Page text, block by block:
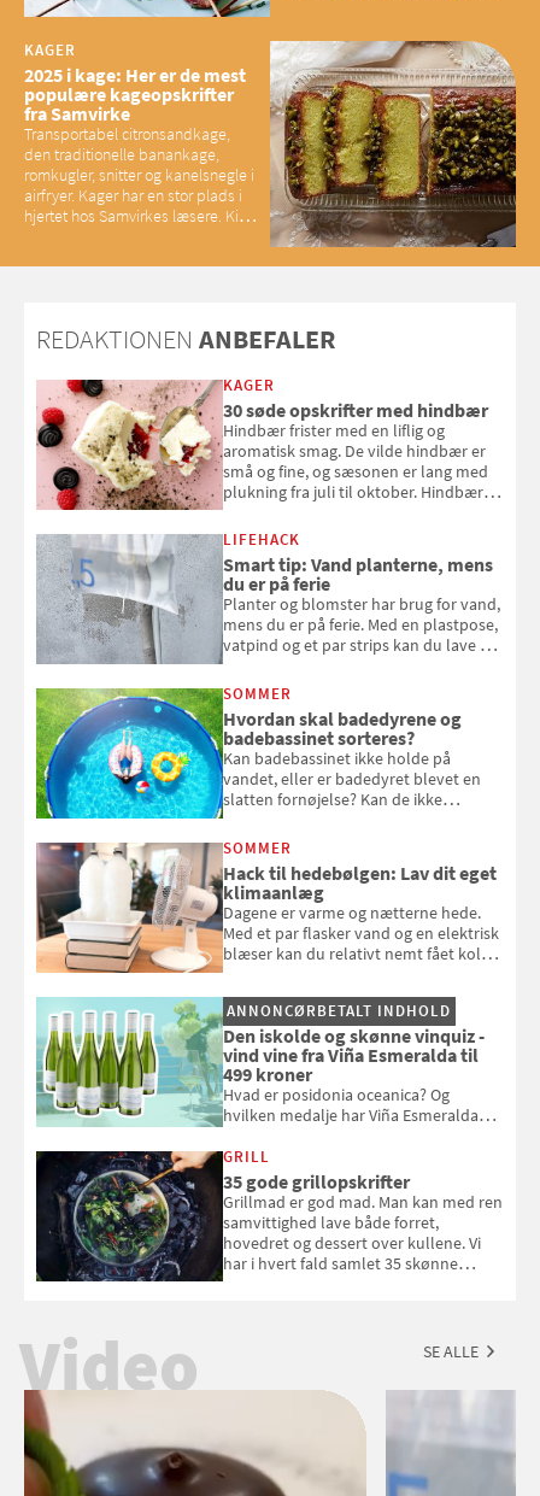
KAGER
2025 i kage: Her er de mest
populære kageopskrifter
fra Samvirke
Transportabel citronsandkage,
den traditionelle banankage,
romkugler, snitter og kanelsnegle i
airfryer. Kager har en stor plads i
hjertet hos Samvirkes læsere. Kig
REDAKTIONEN ANBEFALER
KAGER
30 søde opskrifter med hindbær
Hindbær frister med en liflig og
aromatisk smag. De vilde hindbær er
små og fine, og sæsonen er lang med
plukning fra juli til oktober. Hindbær
kan bruge dine hindbær i alt fra
bagværk og salater til is og syltning.
LIFEHACK
Smart tip: Vand planterne, mens
du er på ferie
Planter og blomster har brug for vand,
mens du er på ferie. Med en plastpose,
vatpind og et par strips kan du lave dit
at bede naboen om at vande eller
SOMMER
Hvordan skal badedyrene og
badebassinet sorteres?
Kan badebassinet ikke holde på
vandet, eller er badedyret blevet en
slatten fornøjelse? Kan de ikke
opmærksom, når du smider
badebassinet eller et badedyr ud
SOMMER
Hack til hedebølgen: Lav dit eget
klimaanlæg
Dagene er varme og nætterne hede.
Med et par flasker vand og en elektrisk
blæser kan du relativt nemt fået koldt
og se, hvordan du gør
ANNONCØRBETALT INDHOLD
Den iskolde og skønne vinquiz -
vind vine fra Viña Esmeralda til
499 kroner
Hvad er posidonia oceanica? Og
hvilken medalje har Viña Esmeralda
med i Samvirkes skønne vinquiz, hvor
du kan vinde 6 flasker vin fra Viña
Esmeralda. Konkurrencen slutter 1.
september 2026.
GRILL
35 gode grillopskrifter
Grillmad er god mad. Man kan med ren
samvittighed lave både forret,
hovedret og dessert over kullene. Vi
har i hvert fald samlet 35 skønne
Video SE ALLE